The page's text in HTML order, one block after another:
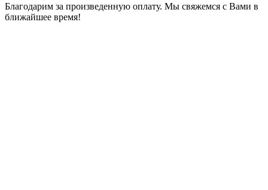
Благодарим за произведенную оплату. Мы свяжемся с Вами в
ближайшее время!